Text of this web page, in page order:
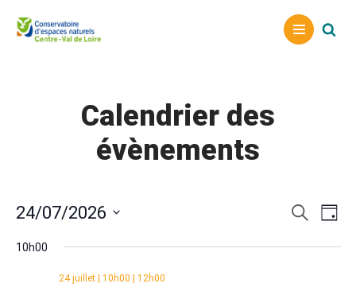
Aller
Calendrier des
évènements
et
Recherche
Jour
24/07/2026
une
10h00
24 juillet | 10h00 | 12h00